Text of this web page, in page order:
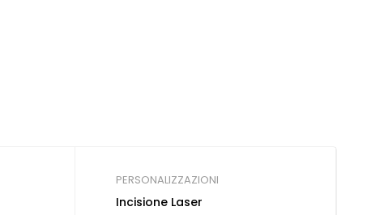
PERSONALIZZAZIONI
Incisione Laser